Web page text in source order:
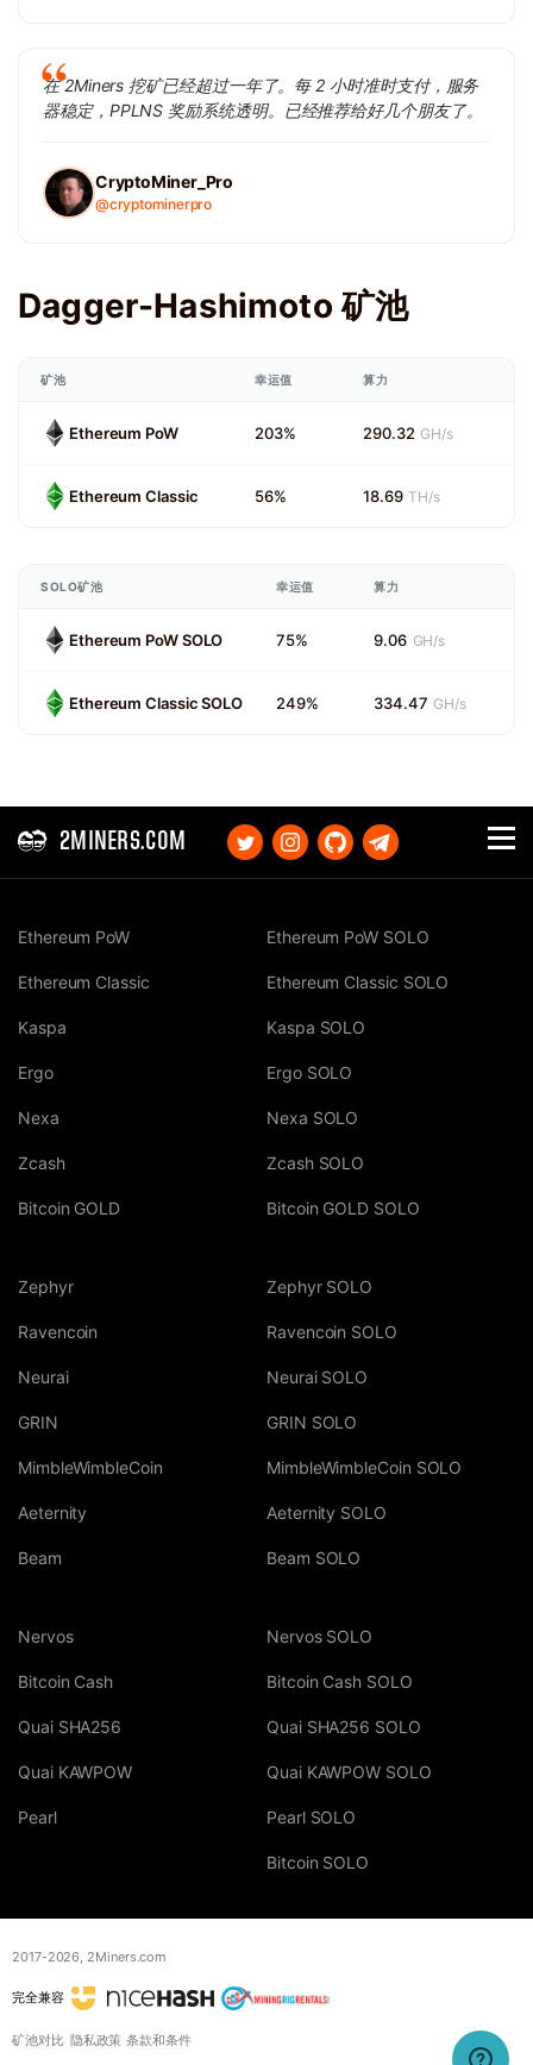
在 2Miners 挖矿已经超过一年了。每 2 小时准时支付，服务
器稳定，PPLNS 奖励系统透明。已经推荐给好几个朋友了。
CryptoMiner_Pro
@cryptominerpro
Dagger-Hashimoto 矿池
矿池 幸运值 算力
Ethereum PoW 203% 290.32 GH/s
Ethereum Classic 56% 18.69 TH/s
SOLO矿池 幸运值 算力
Ethereum PoW SOLO 75% 9.06 GH/s
Ethereum Classic SOLO 249% 334.47 GH/s
2MINERS.COM
Ethereum PoW
Ethereum Classic
Kaspa
Ergo
Nexa
Zcash
Bitcoin GOLD
Ethereum PoW SOLO
Ethereum Classic SOLO
Kaspa SOLO
Ergo SOLO
Nexa SOLO
Zcash SOLO
Bitcoin GOLD SOLO
Zephyr
Ravencoin
Neurai
GRIN
MimbleWimbleCoin
Aeternity
Beam
Zephyr SOLO
Ravencoin SOLO
Neurai SOLO
GRIN SOLO
MimbleWimbleCoin SOLO
Aeternity SOLO
Beam SOLO
Nervos
Bitcoin Cash
Quai SHA256
Quai KAWPOW
Pearl
Nervos SOLO
Bitcoin Cash SOLO
Quai SHA256 SOLO
Quai KAWPOW SOLO
Pearl SOLO
Bitcoin SOLO
2017-2026, 2Miners.com
完全兼容
矿池对比 隐私政策 条款和条件